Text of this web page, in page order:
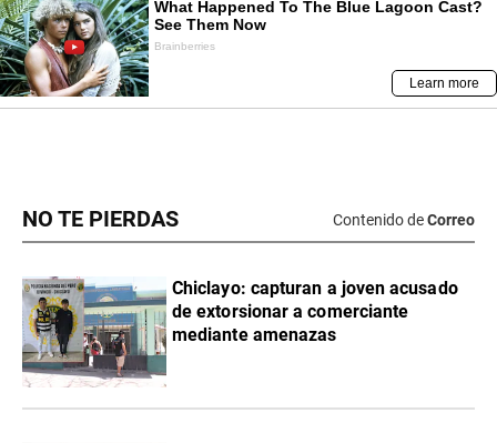
NO TE PIERDAS Contenido deCorreo
Chiclayo: capturan a joven acusado
de extorsionar a comerciante
mediante amenazas